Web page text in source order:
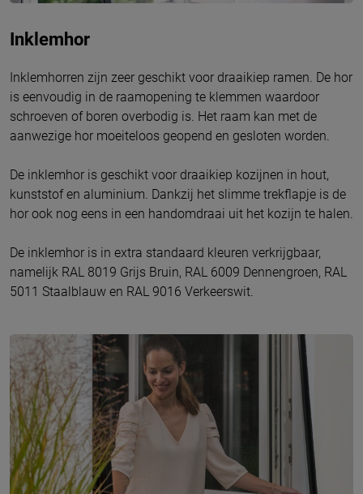
Inklemhor
Inklemhorren zijn zeer geschikt voor draaikiep ramen. De hor
is eenvoudig in de raamopening te klemmen waardoor
schroeven of boren overbodig is. Het raam kan met de
aanwezige hor moeiteloos geopend en gesloten worden.
De inklemhor is geschikt voor draaikiep kozijnen in hout,
kunststof en aluminium. Dankzij het slimme trekflapje is de
hor ook nog eens in een handomdraai uit het kozijn te halen.
De inklemhor is in extra standaard kleuren verkrijgbaar,
namelijk RAL 8019 Grijs Bruin, RAL 6009 Dennengroen, RAL
5011 Staalblauw en RAL 9016 Verkeerswit.